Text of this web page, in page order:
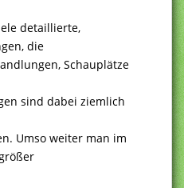
detaillierte,
die
Schauplätze
sind dabei ziemlich
Umso weiter man im